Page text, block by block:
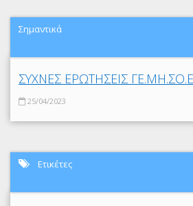
Σημαντικά
ΣΥΧΝΕΣ ΕΡΩΤΗΣΕΙΣ
25/04/2023
Ετικέτες